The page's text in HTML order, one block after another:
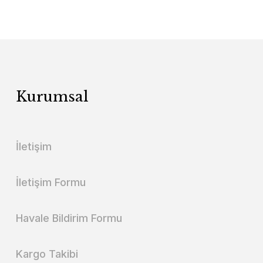
Kurumsal
İletişim
İletişim Formu
Havale Bildirim Formu
Kargo Takibi